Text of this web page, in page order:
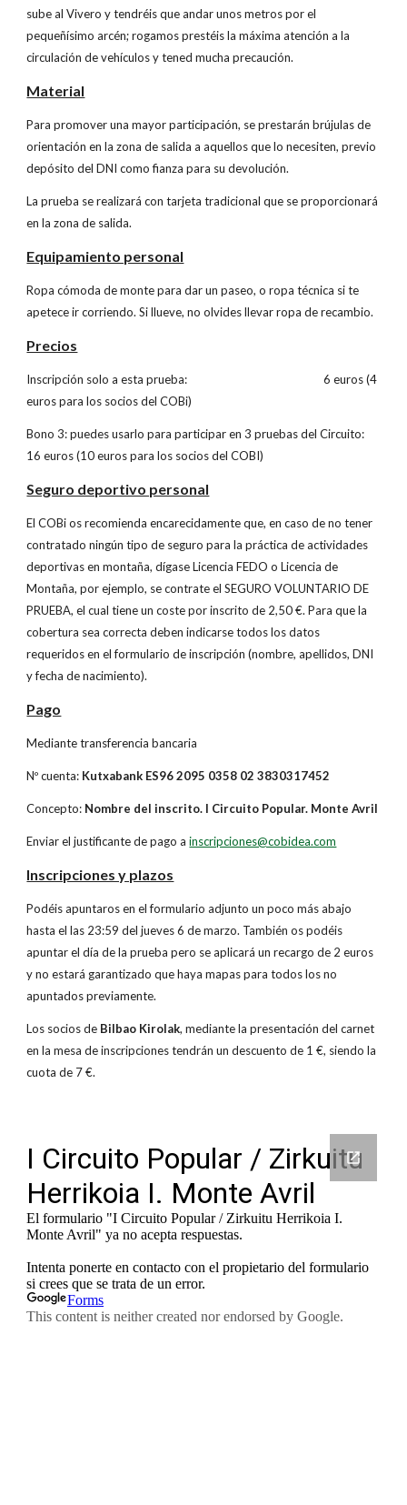
sube al Vivero y tendréis que andar unos metros por el
pequeñísimo arcén; rogamos prestéis la máxima atención a la
circulación de vehículos y tened mucha precaución.
Material
Para promover una mayor participación, se prestarán brújulas de
orientación en la zona de salida a aquellos que lo necesiten, previo
depósito del DNI como fianza para su devolución.
La prueba se realizará con tarjeta tradicional que se proporcionará
en la zona de salida.
Equipamiento personal
Ropa cómoda de monte para dar un paseo, o ropa técnica si te
apetece ir corriendo. Si llueve, no olvides llevar ropa de recambio.
Precios
Inscripción solo a esta prueba: 6 euros (4
euros para los socios del COBi)
Bono 3: puedes usarlo para participar en 3 pruebas del Circuito:
16 euros (10 euros para los socios del COBI)
Seguro deportivo personal
El COBi os recomienda encarecidamente que, en caso de no tener
contratado ningún tipo de seguro para la práctica de actividades
deportivas en montaña, dígase Licencia FEDO o Licencia de
Montaña, por ejemplo, se contrate el SEGURO VOLUNTARIO DE
PRUEBA, el cual tiene un coste por inscrito de 2,50 €. Para que la
cobertura sea correcta deben indicarse todos los datos
requeridos en el formulario de inscripción (nombre, apellidos, DNI
y fecha de nacimiento).
Pago
Mediante transferencia bancaria
Nº cuenta: Kutxabank ES96 2095 0358 02 3830317452
Concepto: Nombre del inscrito. I Circuito Popular. Monte Avril
Enviar el justificante de pago a inscripciones@cobidea.com
Inscripciones y plazos
Podéis apuntaros en el formulario adjunto un poco más abajo
hasta el las 23:59 del jueves 6 de marzo. También os podéis
apuntar el día de la prueba pero se aplicará un recargo de 2 euros
y no estará garantizado que haya mapas para todos los no
apuntados previamente.
Los socios de Bilbao Kirolak, mediante la presentación del carnet
en la mesa de inscripciones tendrán un descuento de 1 €, siendo la
cuota de 7 €.